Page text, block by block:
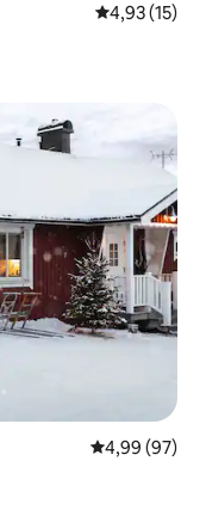
Nilai rata-
4,93 (15)
Nilai rata-rata
4,99 (97)